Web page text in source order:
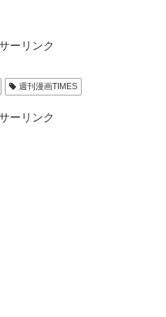
ーリンク
週刊漫画TIMES
ーリンク